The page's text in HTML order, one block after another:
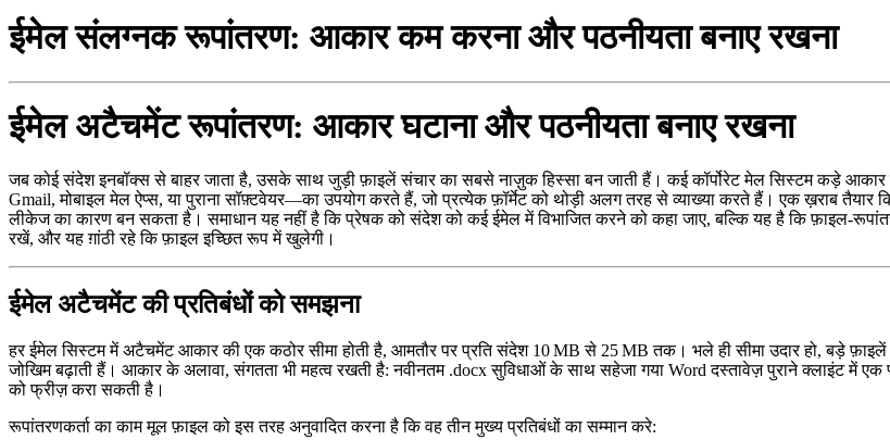
ईमेल संलग्नक रूपांतरण: आकार कम करना और पठनीयता बनाए रखना
ईमेल अटैचमेंट रूपांतरण: आकार घटाना और पठनीयता बनाए रखना
जब कोई संदेश इनबॉक्स से बाहर जाता है, उसके साथ जुड़ी फ़ाइलें संचार का सबसे नाज़ुक हिस्सा बन जाती हैं। कई कॉर्पोरेट मेल सिस्टम कड़े आकार
Gmail, मोबाइल मेल ऐप्स, या पुराना सॉफ़्टवेयर—का उपयोग करते हैं, जो प्रत्येक फ़ॉर्मेट को थोड़ी अलग तरह से व्याख्या करते हैं। एक ख़राब
लीकेज का कारण बन सकता है। समाधान यह नहीं है कि प्रेषक को संदेश को कई ईमेल में विभाजित करने को कहा जाए, बल्कि यह है कि
रखें, और यह ग़ांठी रहे कि फ़ाइल इच्छित रूप में खुलेगी।
ईमेल अटैचमेंट की प्रतिबंधों को समझना
हर ईमेल सिस्टम में अटैचमेंट आकार की एक कठोर सीमा होती है, आमतौर पर प्रति संदेश 10 MB से 25 MB तक। भले ही सीमा उदार हो, बड़े
जोखिम बढ़ाती हैं। आकार के अलावा, संगतता भी महत्व रखती है: नवीनतम .docx सुविधाओं के साथ सहेजा गया Word दस्तावेज़ पुराने क्लाइंट में
को फ्रीज़ करा सकती है।
रूपांतरणकर्ता का काम मूल फ़ाइल को इस तरह अनुवादित करना है कि वह तीन मुख्य प्रतिबंधों का सम्मान करे: